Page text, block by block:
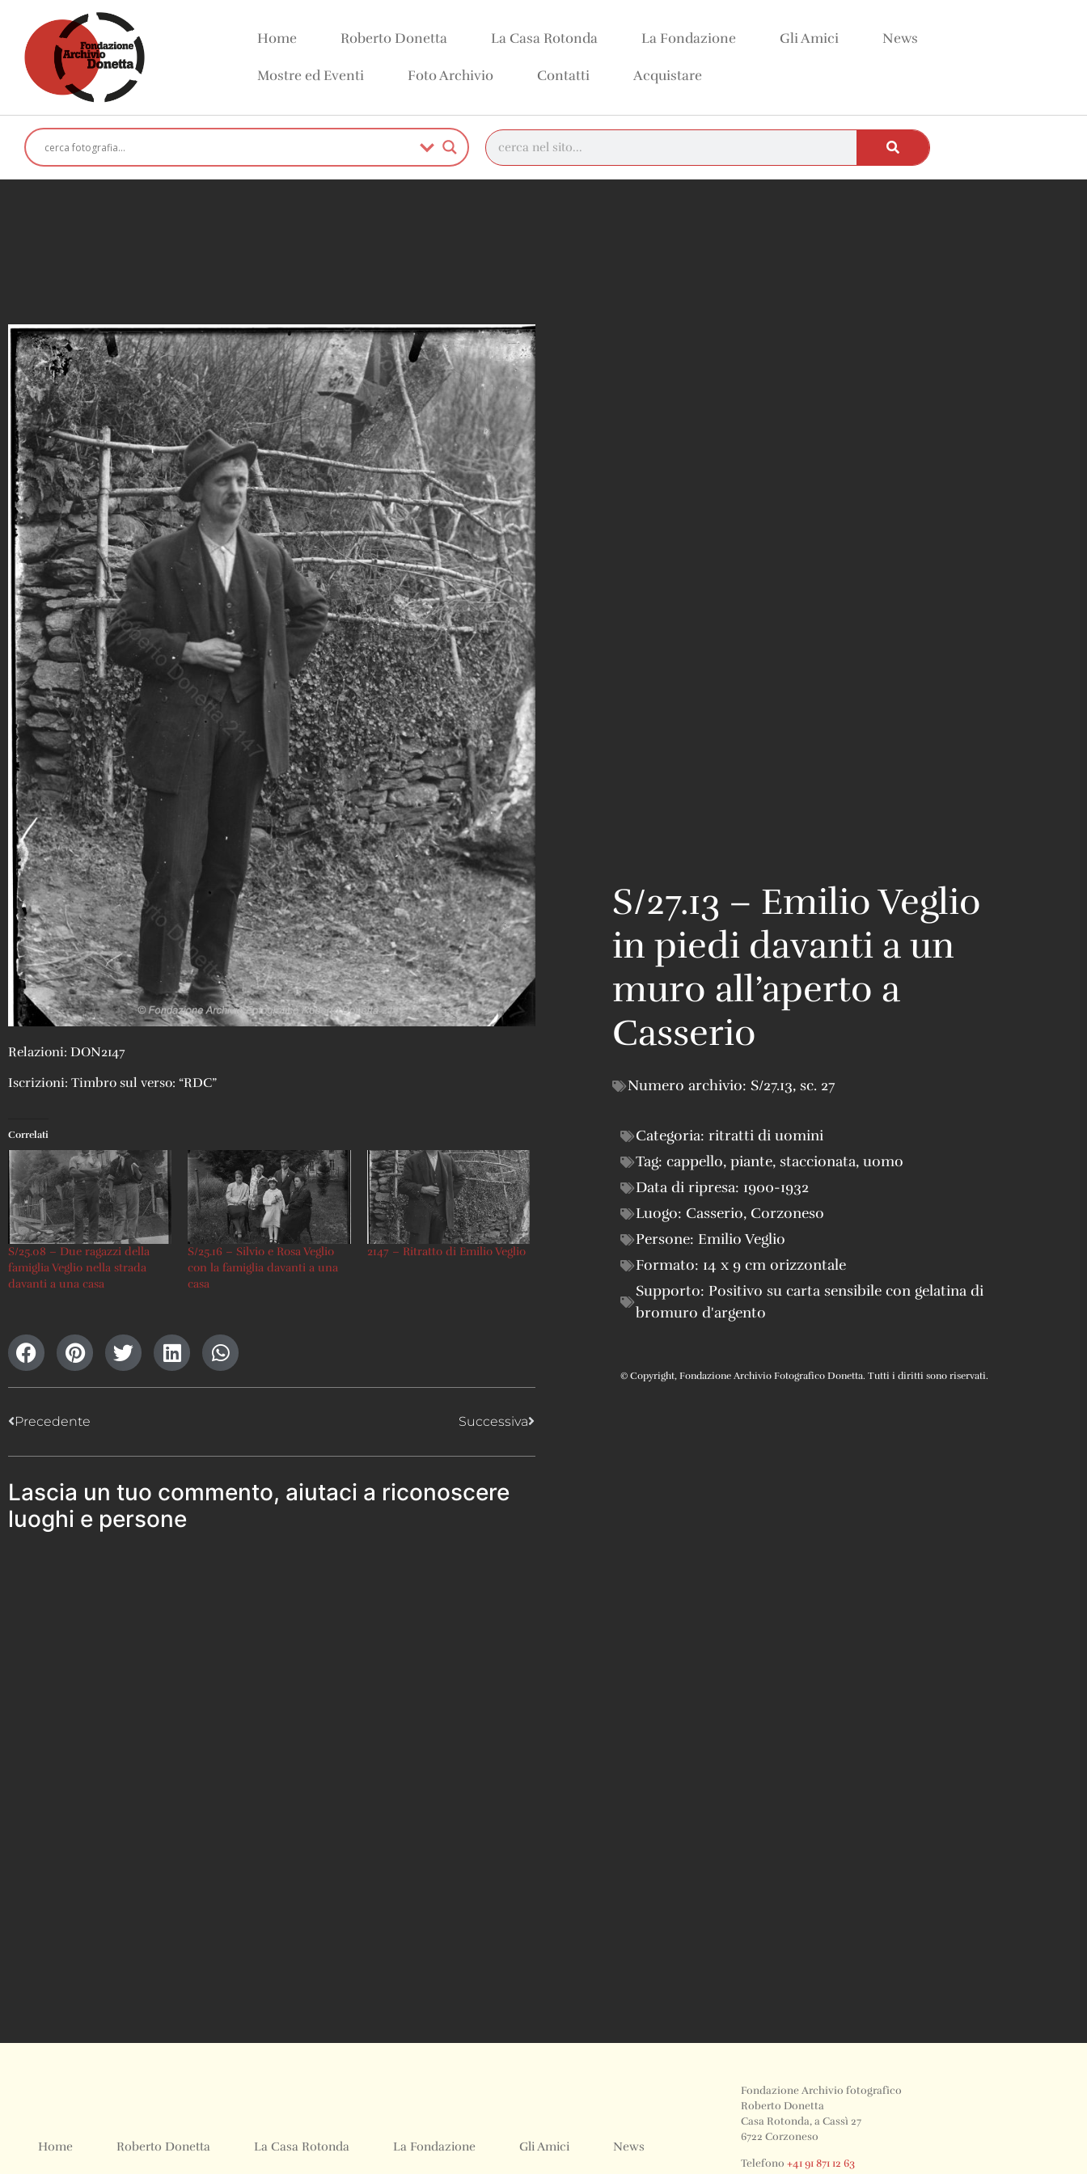
Home Roberto Donetta La Casa Rotonda La Fondazione Gli Amici News
Mostre ed Eventi Foto Archivio Contatti Acquistare
Relazioni: DON2147
Iscrizioni: Timbro sul verso: “RDC”
Correlati
S/25.08 – Due ragazzi della
famiglia Veglio nella strada
davanti a una casa
S/25.16 – Silvio e Rosa Veglio
con la famiglia davanti a una
casa
2147 – Ritratto di Emilio Veglio
Precedente Successiva
Lascia un tuo commento, aiutaci a riconoscere
luoghi e persone
S/27.13 – Emilio Veglio
in piedi davanti a un
muro all’aperto a
Casserio
Numero archivio: S/27.13, sc. 27
Categoria: ritratti di uomini
Tag: cappello, piante, staccionata, uomo
Data di ripresa: 1900-1932
Luogo: Casserio, Corzoneso
Persone: Emilio Veglio
Formato: 14 x 9 cm orizzontale
Supporto: Positivo su carta sensibile con gelatina di
bromuro d'argento
© Copyright, Fondazione Archivio Fotografico Donetta. Tutti i diritti sono riservati.
Home Roberto Donetta La Casa Rotonda La Fondazione Gli Amici News
Fondazione Archivio fotografico
Roberto Donetta
Casa Rotonda, a Cassì 27
6722 Corzoneso
Telefono +41 91 871 12 63